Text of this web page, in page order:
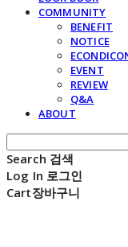
COMMUNITY
BENEFIT
NOTICE
EVENT
REVIEW
Q&A
ABOUT
Search 검색
Log In 로그인
Cart장바구니